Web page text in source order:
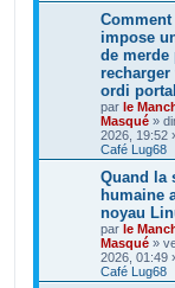
impose
de merde
recharger
ordi
par le
Masqué »
2026, 19:52
Café Lug68
Quand la
humaine
noyau
par le
Masqué »
2026, 01:49
Café Lug68